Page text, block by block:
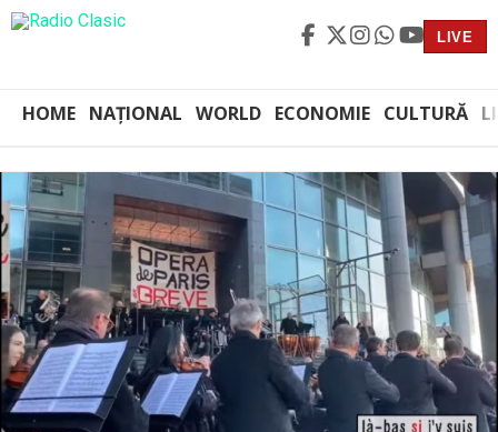
LIVE
HOME NAȚIONAL WORLD ECONOMIE CULTURĂ